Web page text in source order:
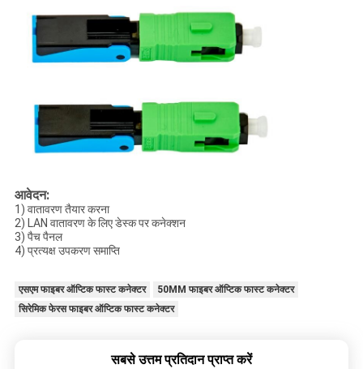
आवेदन:
1) वातावरण तैयार करना
2) LAN वातावरण के लिए डेस्क पर कनेक्शन
3) पैच पैनल
4) प्रत्यक्ष उपकरण समाप्ति
एसएम फाइबर ऑप्टिक फास्ट कनेक्टर
50MM फाइबर ऑप्टिक फास्ट कनेक्टर
सिरेमिक फेरस फाइबर ऑप्टिक फास्ट कनेक्टर
सबसे उत्तम प्रतिदान प्राप्त करें